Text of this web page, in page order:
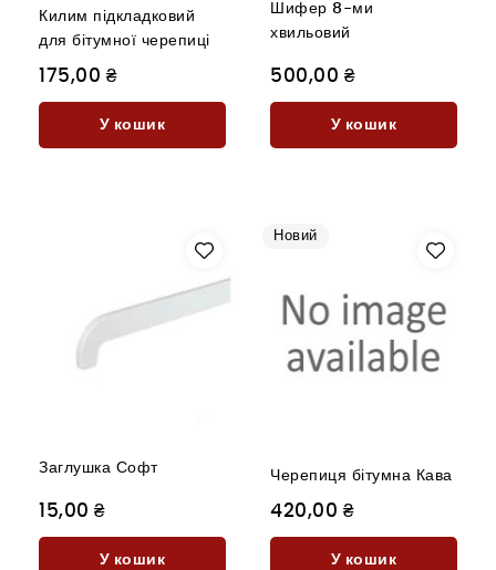
Килим підкладковий
для бітумної черепиці
175,00 ₴
У кошик
Шифер 8-ми
хвильовий
500,00 ₴
У кошик
Заглушка Софт
15,00 ₴
У кошик
Новий
Черепиця бітумна Кава
420,00 ₴
У кошик